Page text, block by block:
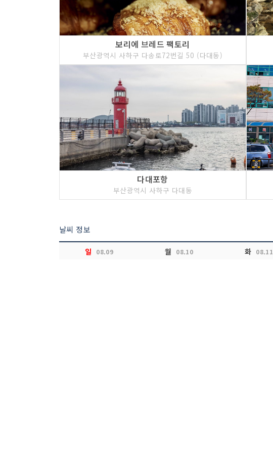
보리에 브레드 팩토리
부산광역시 사하구 다송로72번길 50 (다대동)
다대포항
부산광역시 사하구 다대동
날씨 정보
일 08.09 월 08.10 화 08.11